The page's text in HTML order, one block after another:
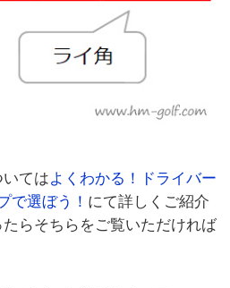
いてはよくわかる！ドライバー
で選ぼう！ にて詳しくご紹介
らそちらをご覧いただければ